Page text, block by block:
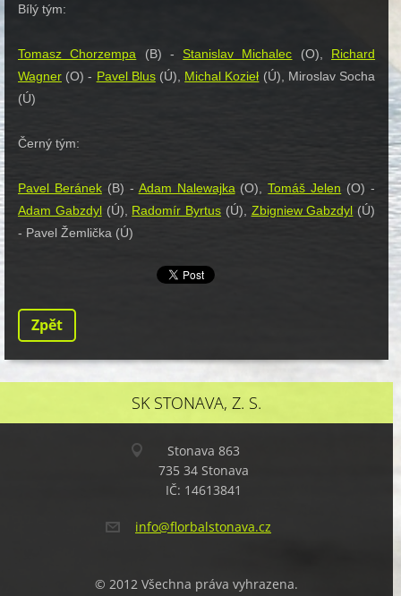
Bílý tým:
Tomasz Chorzempa (B) - Stanislav Michalec (O), Richard
Wagner (O) - Pavel Blus(Ú), Michal Kozieł (Ú), Miroslav Socha
(Ú)
Černý tým:
Pavel Beránek(B) - Adam Nalewajka (O),Tomáš Jelen (O) -
Adam Gabzdyl(Ú), Radomír Byrtus (Ú), Zbigniew Gabzdyl (Ú)
- Pavel Žemlička (Ú)
Zpět
SK STONAVA, Z. S.
Stonava 863
735 34 Stonava
IČ: 14613841
info@florbalstonava.cz
© 2012 Všechna práva vyhrazena.